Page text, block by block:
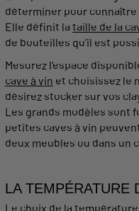
déterminer pour connaître
Elle définit la taille de la
de bouteilles qu’il est
Mesurez l’espace
cave à vin et choisissez le
désirez stocker sur vos
Les grands modèles sont
petites caves à vin
deux meubles ou dans un
LA TEMPÉRATURE
Le choix de la température